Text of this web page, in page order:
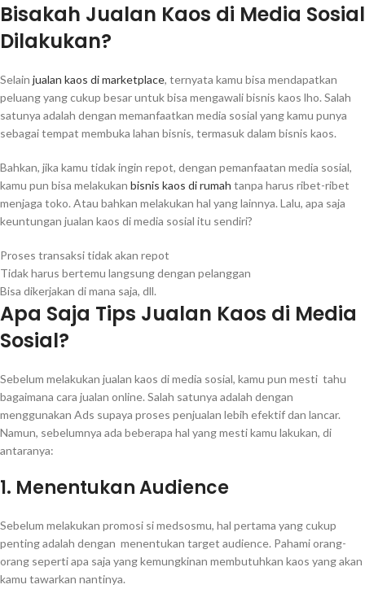
Bisakah Jualan Kaos di Media Sosial
Dilakukan?
Selain jualan kaos di marketplace, ternyata kamu bisa mendapatkan
peluang yang cukup besar untuk bisa mengawali bisnis kaos lho. Salah
satunya adalah dengan memanfaatkan media sosial yang kamu punya
sebagai tempat membuka lahan bisnis, termasuk dalam bisnis kaos.
Bahkan, jika kamu tidak ingin repot, dengan pemanfaatan media sosial,
kamu pun bisa melakukan bisnis kaos di rumah tanpa harus ribet-ribet
menjaga toko. Atau bahkan melakukan hal yang lainnya. Lalu, apa saja
keuntungan jualan kaos di media sosial itu sendiri?
Proses transaksi tidak akan repot
Tidak harus bertemu langsung dengan pelanggan
Bisa dikerjakan di mana saja, dll.
Apa Saja Tips Jualan Kaos di Media
Sosial?
Sebelum melakukan jualan kaos di media sosial, kamu pun mesti tahu
bagaimana cara jualan online. Salah satunya adalah dengan
menggunakan Ads supaya proses penjualan lebih efektif dan lancar.
Namun, sebelumnya ada beberapa hal yang mesti kamu lakukan, di
antaranya:
1. Menentukan Audience
Sebelum melakukan promosi si medsosmu, hal pertama yang cukup
penting adalah dengan menentukan target audience. Pahami orang-
orang seperti apa saja yang kemungkinan membutuhkan kaos yang akan
kamu tawarkan nantinya.